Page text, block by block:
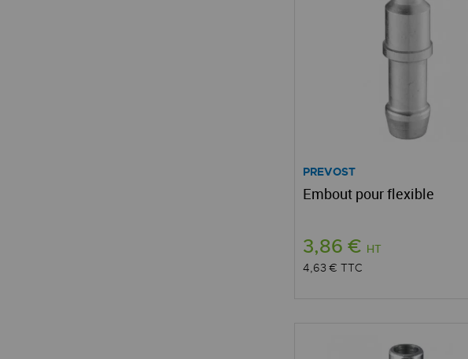
PREVOST
Embout pour flexible
3,86 € HT
4,63 € TTC